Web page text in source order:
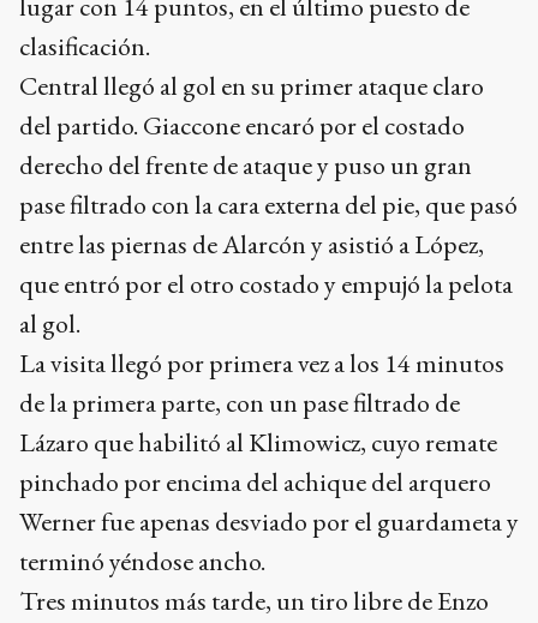
clasificación.
Central llegó al gol en su primer ataque claro
del partido. Giaccone encaró por el costado
derecho del frente de ataque y puso un gran
pase filtrado con la cara externa del pie, que pasó
entre las piernas de Alarcón y asistió a López,
que entró por el otro costado y empujó la pelota
al gol.
La visita llegó por primera vez a los 14 minutos
de la primera parte, con un pase filtrado de
Lázaro que habilitó al Klimowicz, cuyo remate
pinchado por encima del achique del arquero
Werner fue apenas desviado por el guardameta y
terminó yéndose ancho.
Tres minutos más tarde, un tiro libre de Enzo